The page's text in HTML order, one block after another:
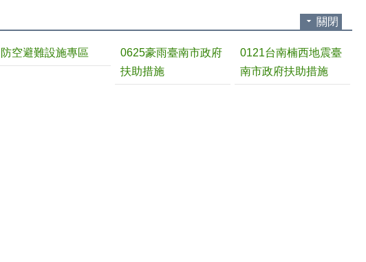
關閉
防空避難設施專區
0625豪雨臺南市政府
扶助措施
0121台南楠西地震臺
南市政府扶助措施